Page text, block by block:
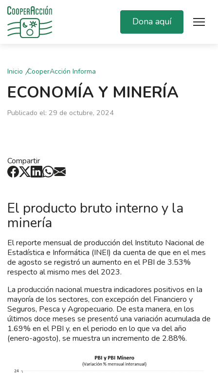
Dona aquí
Inicio CooperAcción Informa
ECONOMÍA Y MINERÍA
Publicado el: 29 de octubre, 2024
Compartir
El producto bruto interno y la
minería
El reporte mensual de producción del Instituto Nacional de
Estadística e Informática (INEI) da cuenta de que en el mes
de agosto se registró un aumento en el PBI de 3.53%
respecto al mismo mes del 2023.
La producción nacional muestra indicadores positivos en la
mayoría de los sectores, con excepción del Financiero y
Seguros, Pesca y Agropecuario. De esta manera, en los
últimos doce meses se presentó una variación acumulada de
1.69% en el PBI y, en el periodo en lo que va del año
(enero-agosto), se muestra un incremento de 2.88%.